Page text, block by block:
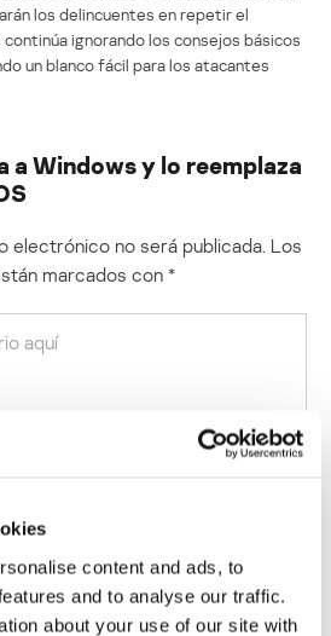
content and ads, to
and to analyse our traffic.
about your use of our site with
los delincuentes en repetir el
ignorando los consejos básicos
un blanco fácil para los atacantes
a Windows y lo reemplaza
electrónico no será publicada. Los
marcados con *